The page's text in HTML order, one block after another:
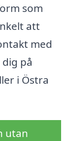
som
att
med
på
i Östra
utan